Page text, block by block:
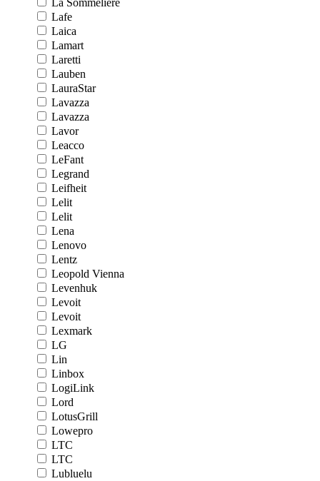
La Sommeliere
Lafe
Laica
Lamart
Laretti
Lauben
LauraStar
Lavazza
Lavazza
Lavor
Leacco
LeFant
Legrand
Leifheit
Lelit
Lelit
Lena
Lenovo
Lentz
Leopold Vienna
Levenhuk
Levoit
Levoit
Lexmark
LG
Lin
Linbox
LogiLink
Lord
LotusGrill
Lowepro
LTC
LTC
Lubluelu